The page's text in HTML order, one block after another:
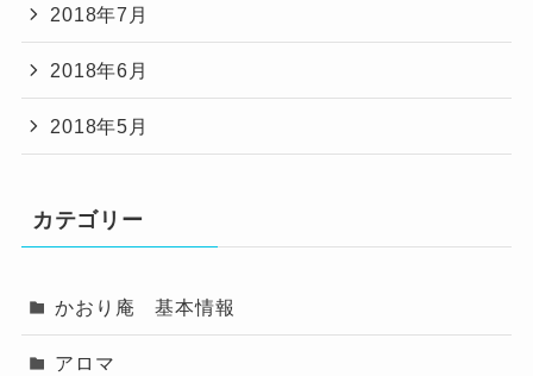
2018年7月
2018年6月
2018年5月
カテゴリー
かおり庵 基本情報
アロマ